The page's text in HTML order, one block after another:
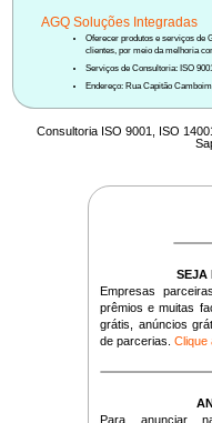
AGQ Soluções Integradas
Oferecer produtos e serviços de
clientes, por meio da melhoria
Serviços de Consultoria: ISO
Endereço: Rua Capitão
Consultoria ISO 9001, ISO
SEJA
Empresas
prêmios e muitas
grátis, anúncios
de parcerias.Clique
Para anunciar